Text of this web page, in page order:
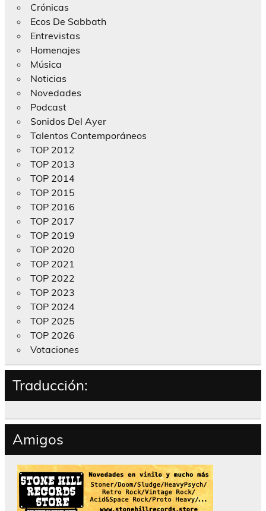
Crónicas
Ecos De Sabbath
Entrevistas
Homenajes
Música
Noticias
Novedades
Podcast
Sonidos Del Ayer
Talentos Contemporáneos
TOP 2012
TOP 2013
TOP 2014
TOP 2015
TOP 2016
TOP 2017
TOP 2019
TOP 2020
TOP 2021
TOP 2022
TOP 2023
TOP 2024
TOP 2025
TOP 2026
Votaciones
Traducción:
Amigos